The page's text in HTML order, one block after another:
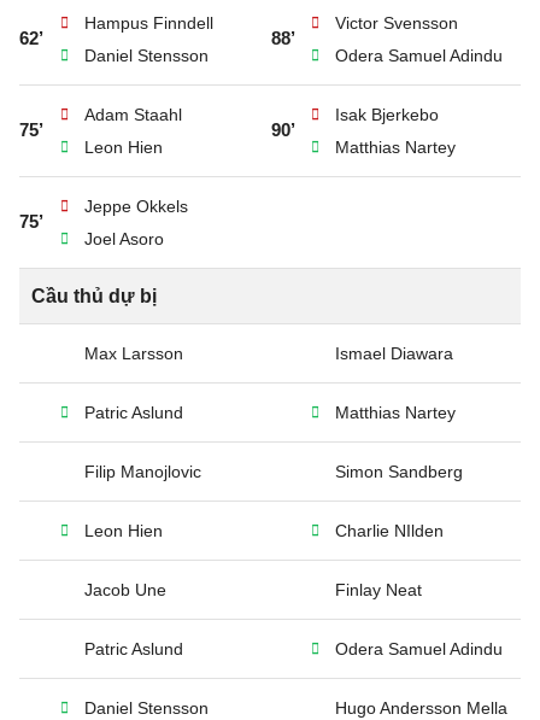
62’
Hampus Finndell
Daniel Stensson
88’
Victor Svensson
Odera Samuel Adindu
75’
Adam Staahl
Leon Hien
90’
Isak Bjerkebo
Matthias Nartey
75’
Jeppe Okkels
Joel Asoro
Cầu thủ dự bị
Max Larsson Ismael Diawara
Patric Aslund Matthias Nartey
Filip Manojlovic Simon Sandberg
Leon Hien Charlie NIlden
Jacob Une Finlay Neat
Patric Aslund Odera Samuel Adindu
Daniel Stensson Hugo Andersson Mella